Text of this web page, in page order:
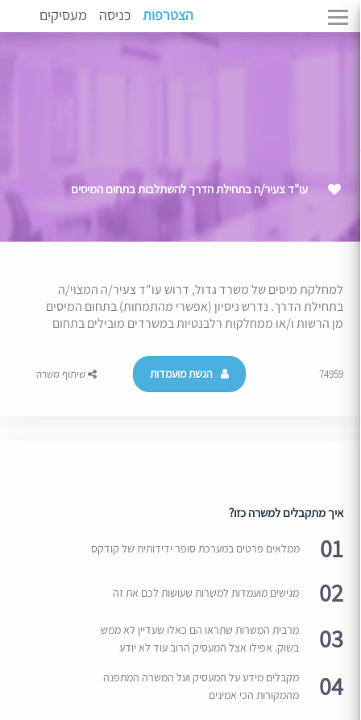
הצטרפות כניסה מעסיקים
עו"ד צעיר/ה בתחילת הדרך להשתלבות בתחום המיסים
למחלקת מיסים של משרד גדול, דרוש עו"ד צעיר/ה המצוי/ה
בתחילת הדרך. נדרש ניסיון (אפשרי מהתמחות) בתחום המיסים
מן הרשות ו/או ממחלקות רלבנטיות במשרדים מובילים בתחום
74959 הגשת מועמדות שיתוף משרה
איך מתקבלים למשרה כזו?
01 ממלאים פרטים במערכת סופר ידידותית של קודקס
02 מגישים מועמדות למשרות שעושות לכם את זה
03
מרבית המשרות שתראו הם כאלו שעדיין לא ממש
בשוק. אפילו אצל המעסיק הרוב עוד לא יודע
04
מקבלים מידע על המעסיק ועל המשרה המתפנה
מהמקורות הכי אמינים